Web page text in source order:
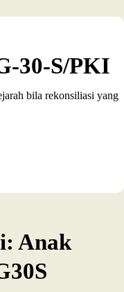
30-S/PKI
bila rekonsiliasi yang
Anak